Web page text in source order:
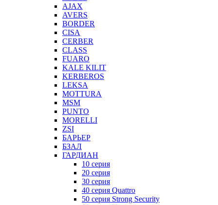
AJAX
AVERS
BORDER
CISA
CERBER
CLASS
FUARO
KALE KILIT
KERBEROS
LEKSA
MOTTURA
MSM
PUNTO
MORELLI
ZSI
БАРЬЕР
БЗАЛ
ГАРДИАН
10 серия
20 серия
30 серия
40 серия Quattro
50 серия Strong Security